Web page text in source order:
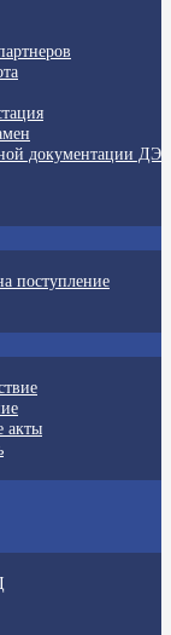
документации ДЭ
поступление
акты